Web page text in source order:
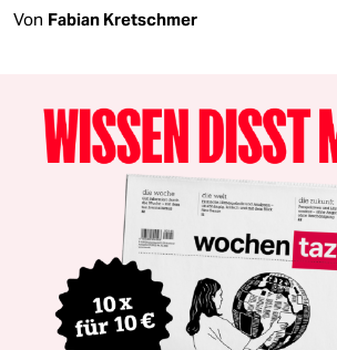
Von Fabian Kretschmer